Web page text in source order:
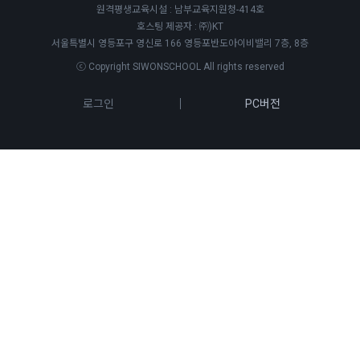
원격평생교육시설 : 남부교육지원청-414호
호스팅 제공자 : ㈜)KT
서울특별시 영등포구 영신로 166 영등포반도아이비밸리 7층, 8층
ⓒ Copyright SIWONSCHOOL All rights reserved
로그인 PC버전